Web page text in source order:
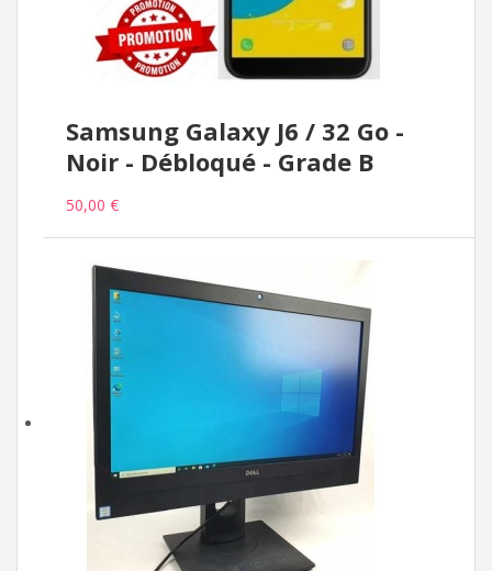
Samsung Galaxy J6 / 32 Go -
Noir - Débloqué - Grade B
50,00 €